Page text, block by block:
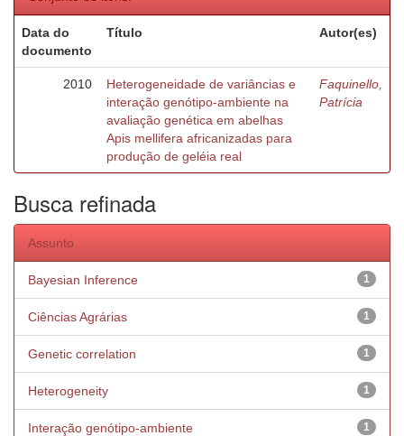
Data do
documento
Título Autor(es)
2010
Heterogeneidade de variâncias e
interação genótipo-ambiente na
avaliação genética em abelhas
Apis mellifera africanizadas para
produção de geléia real
Faquinello,
Patrícia
Busca refinada
Assunto
1
Bayesian Inference
1
Ciências Agrárias
1
Genetic correlation
1
Heterogeneity
1
Interação genótipo-ambiente